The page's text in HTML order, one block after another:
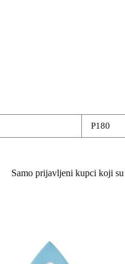
P180
Samo prijavljeni kupci koji